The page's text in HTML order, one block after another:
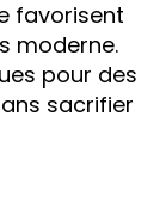
favorisent
moderne.
pour des
sacrifier